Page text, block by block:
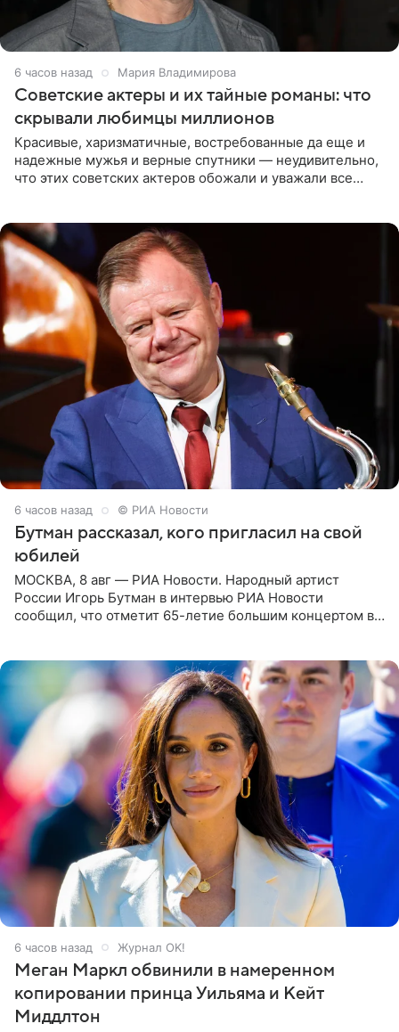
6 часов назад Мария Владимирова
Советские актеры и их тайные романы: что
скрывали любимцы миллионов
Красивые, харизматичные, востребованные да еще и
надежные мужья и верные спутники — неудивительно,
что этих советских актеров обожали и уважали все
6 часов назад © РИА Новости
Бутман рассказал, кого пригласил на свой
юбилей
МОСКВА, 8 авг — РИА Новости. Народный артист
России Игорь Бутман в интервью РИА Новости
сообщил, что отметит 65-летие большим концертом в
6 часов назад Журнал OK!
Меган Маркл обвинили в намеренном
копировании принца Уильяма и Кейт
Миддлтон